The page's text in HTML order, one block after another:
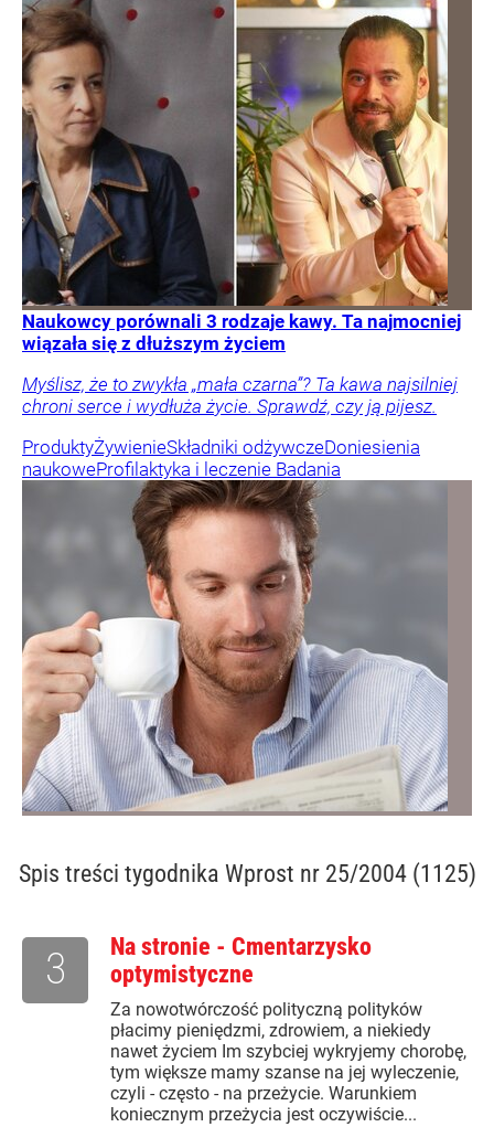
Naukowcy porównali 3 rodzaje kawy. Ta najmocniej
wiązała się z dłuższym życiem
Myślisz, że to zwykła „mała czarna”? Ta kawa najsilniej
chroni serce i wydłuża życie. Sprawdź, czy ją pijesz.
ProduktyŻywienieSkładniki odżywczeDoniesienia
naukoweProfilaktyka i leczenie Badania
Spis treści tygodnika Wprost nr 25/2004 (1125)
Na stronie - Cmentarzysko
optymistyczne
Za nowotwórczość polityczną polityków
płacimy pieniędzmi, zdrowiem, a niekiedy
nawet życiem Im szybciej wykryjemy chorobę,
tym większe mamy szanse na jej wyleczenie,
czyli - często - na przeżycie. Warunkiem
koniecznym przeżycia jest oczywiście...
3